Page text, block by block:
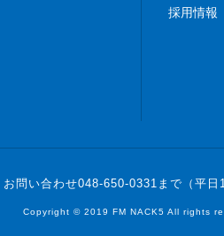
採用情報
問い合わせ048-650-0331まで（平日
Copyright © 2019 FM NACK5 All rights